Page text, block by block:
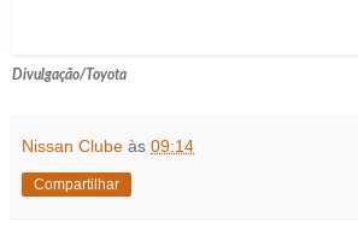
Divulgação/Toyota
Nissan Clube às 09:14
Compartilhar